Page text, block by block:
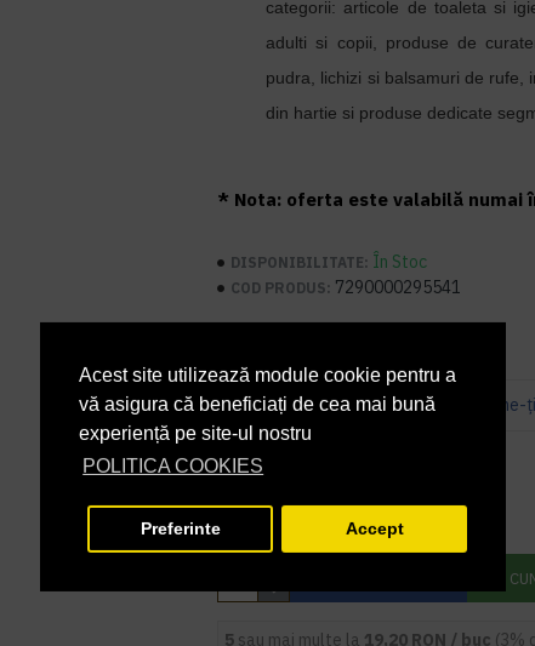
Acest site utilizează module cookie pentru a
vă asigura că beneficiați de cea mai bună
experiență pe site-ul nostru
POLITICA COOKIES
Preferinte Accept
categorii: articole de toaleta si
adulti si copii, produse de
pudra, lichizi si balsamuri de rufe,
din hartie si produse dedicate
* Nota: oferta este valabilă numai
DISPONIBILITATE: În Stoc
COD PRODUS: 7290000295541
Bazată pe 0 note.
19,79 lei
23,95 lei TVA inclus
5 sau mai multe la 19,20 RON / buc (3%